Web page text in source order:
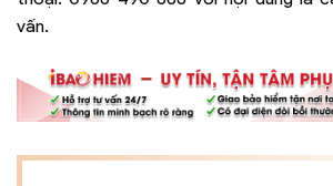
vấn.